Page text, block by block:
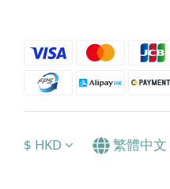
$ HKD 繁體中文